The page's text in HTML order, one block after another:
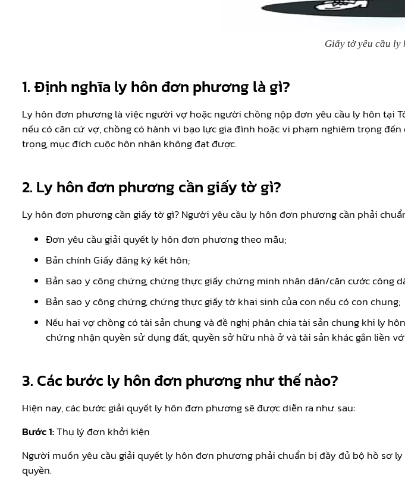
Giấy tờ yêu cầu ly
1. Định nghĩa ly hôn đơn phương là gì?
Ly hôn đơn phương là việc người vợ hoặc người chồng nộp đơn yêu cầu ly hôn tại
nếu có căn cứ vợ, chồng có hành vi bạo lực gia đình hoặc vi phạm nghiêm trọng
trọng, mục đích cuộc hôn nhân không đạt được.
2. Ly hôn đơn phương cần giấy tờ gì?
Ly hôn đơn phương cần giấy tờ gì?Người yêu cầu ly hôn đơn phương cần phải
Đơn yêu cầu giải quyết ly hôn đơn phương theo mẫu;
Bản chính Giấy đăng ký kết hôn;
Bản sao y công chứng, chứng thực giấy chứng minh nhân dân/căn cước công
Bản sao y công chứng, chứng thực giấy tờ khai sinh của con nếu có con chung;
Nếu hai vợ chồng có tài sản chung và đề nghị phân chia tài sản chung khi ly
chứng nhận quyền sử dụng đất, quyền sở hữu nhà ở và tài sản khác gắn liền
3. Các bước ly hôn đơn phương như thế nào?
Hiện nay, các bước giải quyết ly hôn đơn phương sẽ được diễn ra như sau:
Bước 1:Thụ lý đơn khởi kiện
Người muốn yêu cầu giải quyết ly hôn đơn phương phải chuẩn bị đầy đủ bộ hồ sơ
quyền.